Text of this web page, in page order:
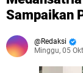
Sampaikan
Redaksi
Minggu, 05